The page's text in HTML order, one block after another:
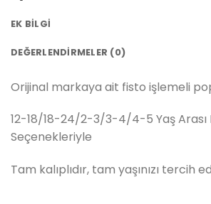
EK BILGI
DEĞERLENDIRMELER (0)
Orijinal markaya ait fisto işlemeli
12-18/18-24/2-3/3-4/4-5 Yaş Arası
Seçenekleriyle
Tam kalıplıdır, tam yaşınızı tercih